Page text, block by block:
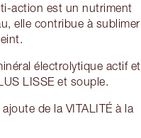
action est un nutriment
elle contribue à sublimer
électrolytique actif et
LISSE et souple.
de la VITALITÉ à la